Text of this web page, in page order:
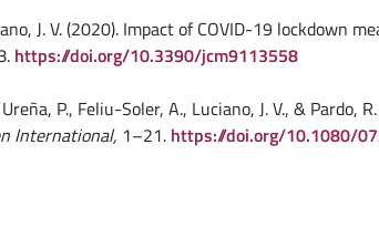
J. V. (2020). Impact of COVID-19 lockdown
https://doi.org/10.3390/jcm9113558
P., Feliu-Soler, A., Luciano, J. V., &
International, 1–21. https://doi.org/10.1080/